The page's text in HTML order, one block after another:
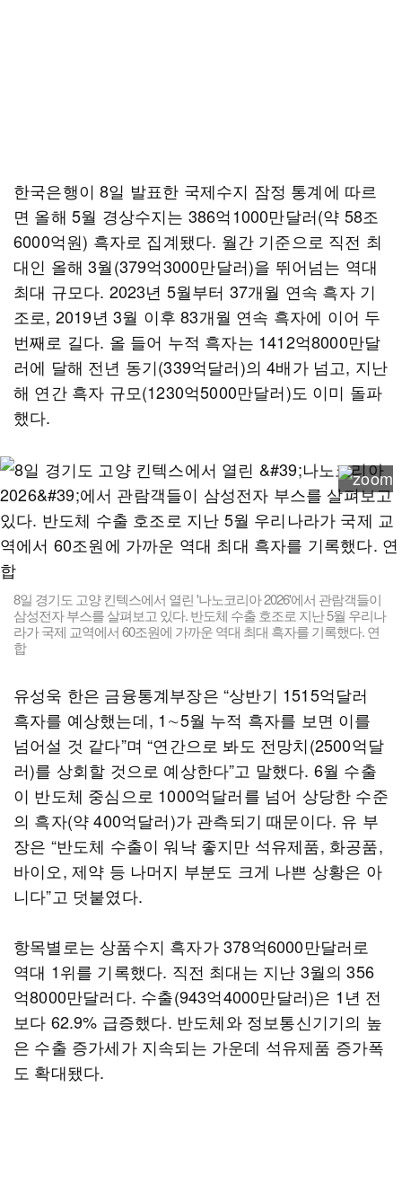
한국은행이 8일 발표한 국제수지 잠정 통계에 따르
면 올해 5월 경상수지는 386억1000만달러(약 58조
6000억원) 흑자로 집계됐다. 월간 기준으로 직전 최
대인 올해 3월(379억3000만달러)을 뛰어넘는 역대
최대 규모다. 2023년 5월부터 37개월 연속 흑자 기
조로, 2019년 3월 이후 83개월 연속 흑자에 이어 두
번째로 길다. 올 들어 누적 흑자는 1412억8000만달
러에 달해 전년 동기(339억달러)의 4배가 넘고, 지난
해 연간 흑자 규모(1230억5000만달러)도 이미 돌파
했다.
8일 경기도 고양 킨텍스에서 열린 '나노코리아 2026'에서 관람객들이
삼성전자 부스를 살펴보고 있다. 반도체 수출 호조로 지난 5월 우리나
라가 국제 교역에서 60조원에 가까운 역대 최대 흑자를 기록했다. 연
합
유성욱 한은 금융통계부장은 “상반기 1515억달러
흑자를 예상했는데, 1∼5월 누적 흑자를 보면 이를
넘어설 것 같다”며 “연간으로 봐도 전망치(2500억달
러)를 상회할 것으로 예상한다”고 말했다. 6월 수출
이 반도체 중심으로 1000억달러를 넘어 상당한 수준
의 흑자(약 400억달러)가 관측되기 때문이다. 유 부
장은 “반도체 수출이 워낙 좋지만 석유제품, 화공품,
바이오, 제약 등 나머지 부분도 크게 나쁜 상황은 아
니다”고 덧붙였다.
항목별로는 상품수지 흑자가 378억6000만달러로
역대 1위를 기록했다. 직전 최대는 지난 3월의 356
억8000만달러다. 수출(943억4000만달러)은 1년 전
보다 62.9% 급증했다. 반도체와 정보통신기기의 높
은 수출 증가세가 지속되는 가운데 석유제품 증가폭
도 확대됐다.